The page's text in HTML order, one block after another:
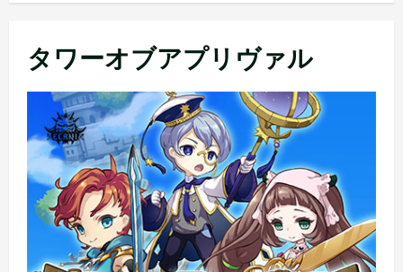
ニ
タワーオブアプリヴァル